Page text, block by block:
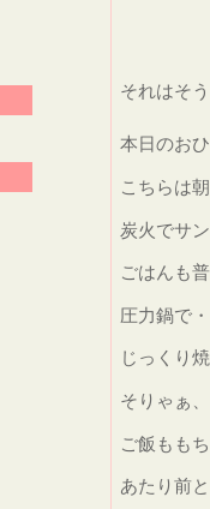
それはそ
本日のお
こちらは
炭火でサ
ごはんも
圧力鍋で
じっくり
そりゃぁ
ご飯もも
あたり前